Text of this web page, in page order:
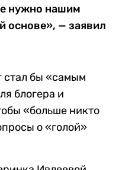
нужно нашим
основе», — заявил
стал бы «самым
блогера и
«больше никто
о «голой»